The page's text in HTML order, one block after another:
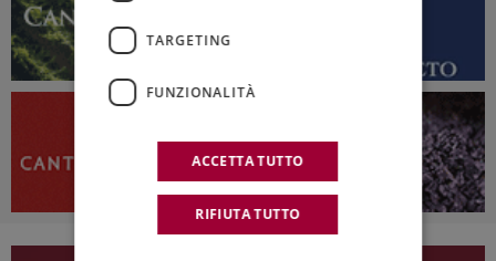
TARGETING
FUNZIONALITÀ
ACCETTA TUTTO
RIFIUTA TUTTO